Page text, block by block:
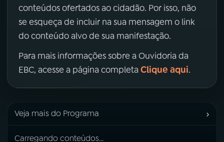
conteúdos ofertados ao cidadão. Por isso, não
se esqueça de incluir na sua mensagem o link
do conteúdo alvo de sua manifestação.
Para mais informações sobre a Ouvidoria da
EBC, acesse a página completa Clique aqui.
Veja mais do Programa ›
Carregando conteúdos...